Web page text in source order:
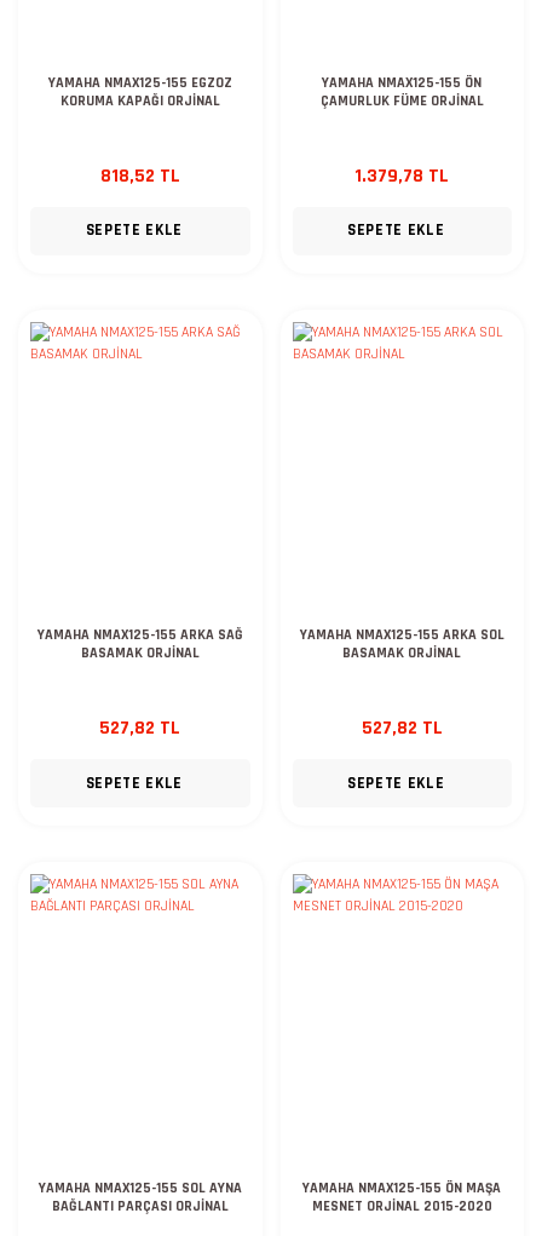
YAMAHA NMAX125-155 EGZOZ
KORUMA KAPAĞI ORJİNAL
818,52 TL
SEPETE EKLE
YAMAHA NMAX125-155 ÖN
ÇAMURLUK FÜME ORJİNAL
1.379,78 TL
SEPETE EKLE
YAMAHA NMAX125-155 ARKA SAĞ
BASAMAK ORJİNAL
527,82 TL
SEPETE EKLE
YAMAHA NMAX125-155 ARKA SOL
BASAMAK ORJİNAL
527,82 TL
SEPETE EKLE
YAMAHA NMAX125-155 SOL AYNA
BAĞLANTI PARÇASI ORJİNAL
YAMAHA NMAX125-155 ÖN MAŞA
MESNET ORJİNAL 2015-2020